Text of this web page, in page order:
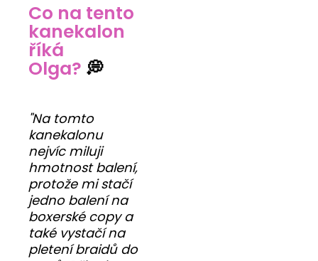
Co na tento
kanekalon
říká
Olga? 💭
"Na tomto
kanekalonu
nejvíc miluji
hmotnost balení,
protože mi stačí
jedno balení na
boxerské copy a
také vystačí na
pletení braidů do